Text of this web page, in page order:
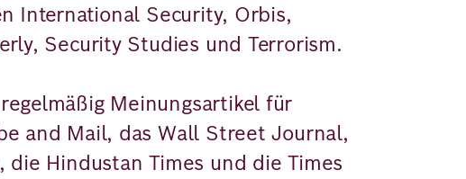
International Security, Orbis,
Security Studies und Terrorism.
Meinungsartikel für
and Mail, das Wall Street Journal,
die Hindustan Times und die Times